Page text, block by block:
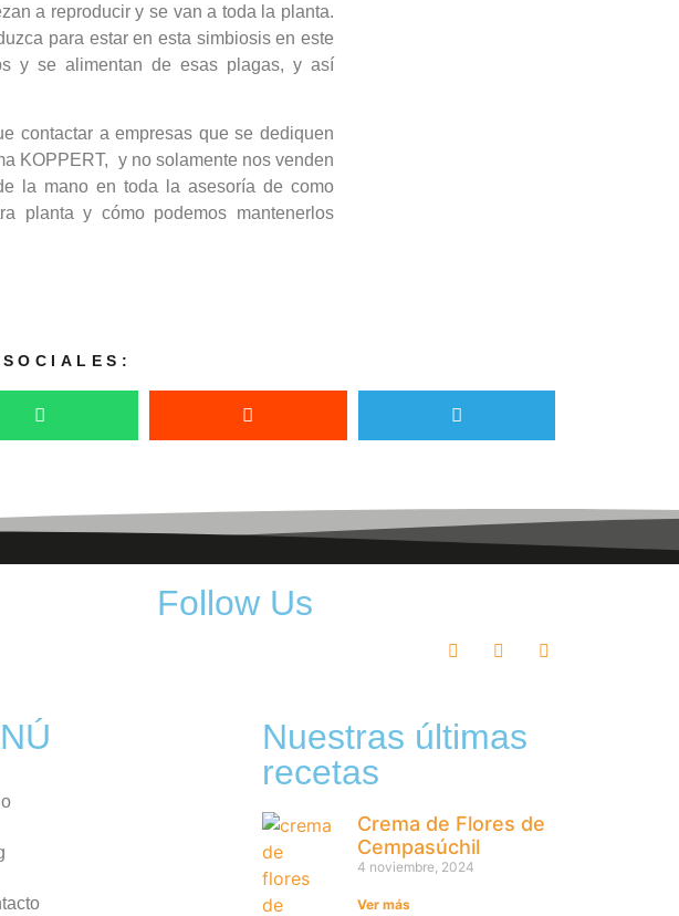
a reproducir y se van a toda la planta.
para estar en esta simbiosis en este
y se alimentan de esas plagas, y así
contactar a empresas que se dediquen
KOPPERT, y no solamente nos venden
la mano en toda la asesoría de como
planta y cómo podemos mantenerlos
Follow Us
Nuestras últimas
recetas
Crema de Flores de
Cempasúchil
4 noviembre, 2024
Ver más